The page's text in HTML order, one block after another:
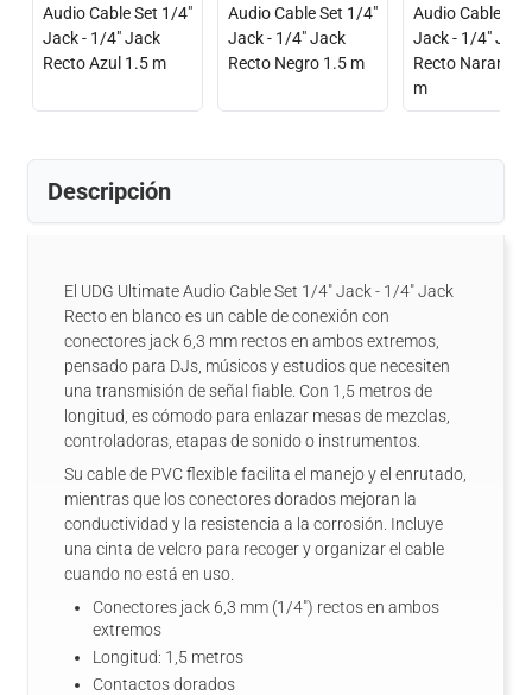
Descripción
El UDG Ultimate Audio Cable Set 1/4" Jack - 1/4" Jack
Recto en blanco es un cable de conexión con
conectores jack 6,3 mm rectos en ambos extremos,
pensado para DJs, músicos y estudios que necesiten
una transmisión de señal fiable. Con 1,5 metros de
longitud, es cómodo para enlazar mesas de mezclas,
controladoras, etapas de sonido o instrumentos.
Su cable de PVC flexible facilita el manejo y el enrutado,
mientras que los conectores dorados mejoran la
conductividad y la resistencia a la corrosión. Incluye
una cinta de velcro para recoger y organizar el cable
cuando no está en uso.
Conectores jack 6,3 mm (1/4") rectos en ambos
extremos
Longitud: 1,5 metros
Contactos dorados